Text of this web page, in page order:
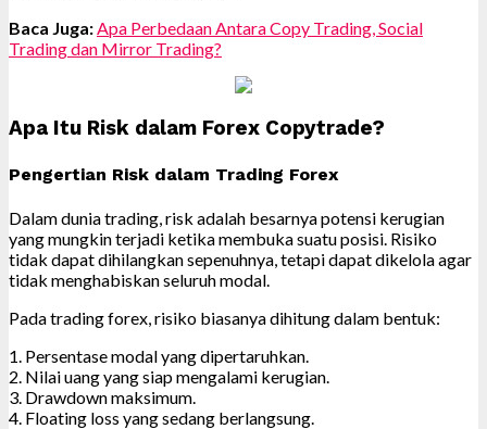
Baca Juga: Apa Perbedaan Antara Copy Trading, Social
Trading dan Mirror Trading?
Apa Itu Risk dalam Forex Copytrade?
Pengertian Risk dalam Trading Forex
Dalam dunia trading, risk adalah besarnya potensi kerugian
yang mungkin terjadi ketika membuka suatu posisi. Risiko
tidak dapat dihilangkan sepenuhnya, tetapi dapat dikelola agar
tidak menghabiskan seluruh modal.
Pada trading forex, risiko biasanya dihitung dalam bentuk:
1. Persentase modal yang dipertaruhkan.
2. Nilai uang yang siap mengalami kerugian.
3. Drawdown maksimum.
4. Floating loss yang sedang berlangsung.